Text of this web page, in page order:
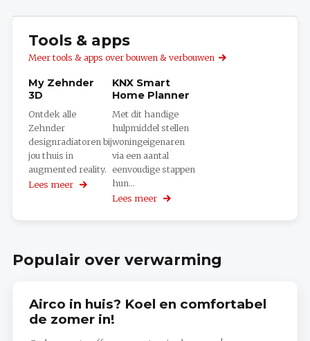
Tools & apps
Meer tools & apps over bouwen & verbouwen
My Zehnder
3D
Ontdek alle
Zehnder
designradiatoren bij
jou thuis in
augmented reality.
Lees meer over
KNX Smart
Home Planner
Met dit handige
hulpmiddel stellen
woningeigenaren
via een aantal
eenvoudige stappen
hun...
Lees meer over
Populair over verwarming
Airco in huis? Koel en comfortabel
de zomer in!